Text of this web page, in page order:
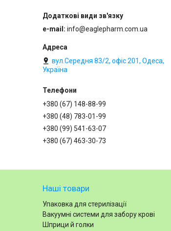
e-mail info@eaglepharm.com.ua
вул.Середня 83/2, офіс 201, Одеса,
Україна
+380 (67) 148-88-99
+380 (48) 783-01-99
+380 (99) 541-63-07
+380 (67) 463-30-73
Наші товари
Упаковка для стерилізації
Вакуумні системи для забору крові
Шприци й голки